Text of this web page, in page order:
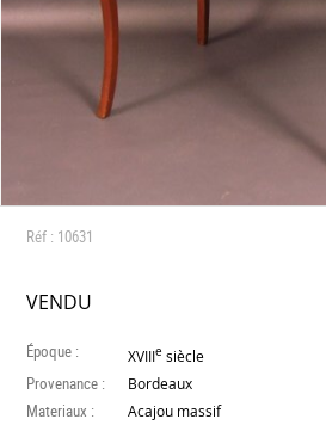
Réf : 10631
VENDU
Époque : XVIIIe siècle
Provenance : Bordeaux
Materiaux : Acajou massif